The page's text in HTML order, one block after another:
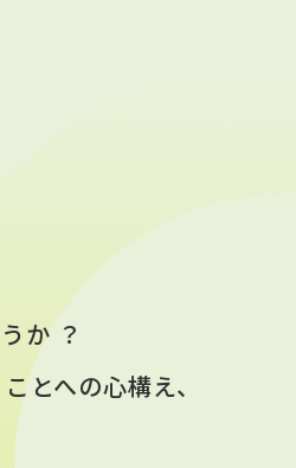
か ？
とへの心構え、